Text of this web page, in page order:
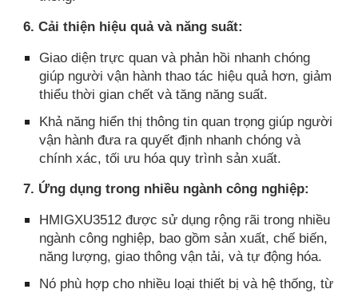
6. Cải thiện hiệu quả và năng suất:
Giao diện trực quan và phản hồi nhanh chóng
giúp người vận hành thao tác hiệu quả hơn, giảm
thiểu thời gian chết và tăng năng suất.
Khả năng hiển thị thông tin quan trọng giúp người
vận hành đưa ra quyết định nhanh chóng và
chính xác, tối ưu hóa quy trình sản xuất.
7. Ứng dụng trong nhiều ngành công nghiệp:
HMIGXU3512 được sử dụng rộng rãi trong nhiều
ngành công nghiệp, bao gồm sản xuất, chế biến,
năng lượng, giao thông vận tải, và tự động hóa.
Nó phù hợp cho nhiều loại thiết bị và hệ thống, từ